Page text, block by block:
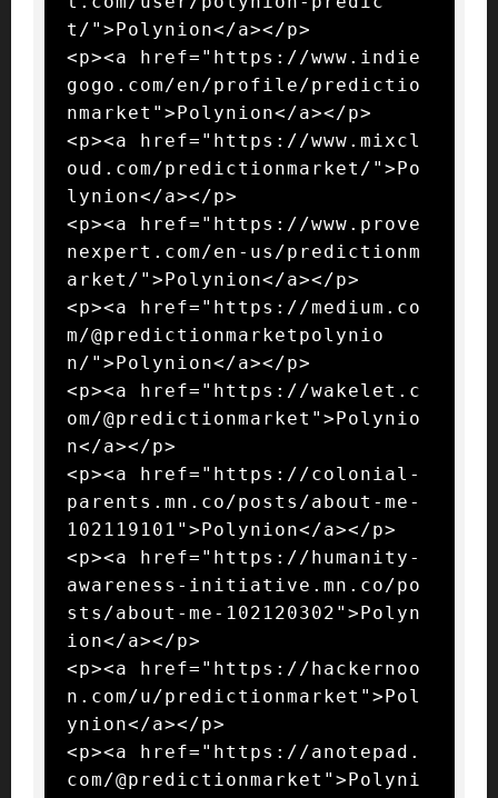
t/">Polynion</a></p>
<p><a href="https://www.indie
gogo.com/en/profile/predictio
nmarket">Polynion</a></p>
<p><a href="https://www.mixcl
oud.com/predictionmarket/">Po
lynion</a></p>
<p><a href="https://www.prove
nexpert.com/en-us/predictionm
arket/">Polynion</a></p>
<p><a href="https://medium.co
m/@predictionmarketpolynio
n/">Polynion</a></p>
<p><a href="https://wakelet.c
om/@predictionmarket">Polynio
n</a></p>
<p><a href="https://colonial-
parents.mn.co/posts/about-me-
102119101">Polynion</a></p>
<p><a href="https://humanity-
awareness-initiative.mn.co/po
sts/about-me-102120302">Polyn
ion</a></p>
<p><a href="https://hackernoo
n.com/u/predictionmarket">Pol
ynion</a></p>
<p><a href="https://anotepad.
com/@predictionmarket">Polyni